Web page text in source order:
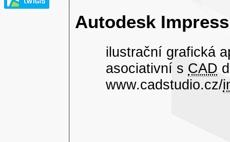
Autodesk
ilustrační grafická
asociativní s CAD
www.cadstudio.cz/